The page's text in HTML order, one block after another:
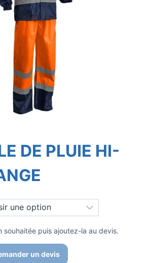
DE PLUIE HI-
souhaitée puis ajoutez-la au devis.
un devis